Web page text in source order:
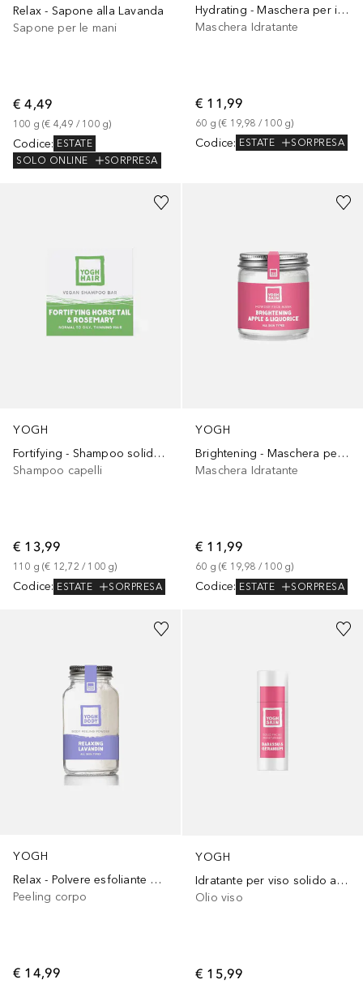
Relax - Sapone alla Lavanda
Sapone per le mani
€ 4,49
100 g (€ 4,49 / 100 g)
Codice: ESTATE
SOLO ONLINE
SORPRESA
Hydrating - Maschera per il viso allo Yoghurt
Maschera Idratante
€ 11,99
60 g (€ 19,98 / 100 g)
Codice: ESTATE SORPRESA
YOGH
Fortifying - Shampoo solido all'Equiseto
Shampoo capelli
€ 13,99
110 g (€ 12,72 / 100 g)
Codice: ESTATE SORPRESA
YOGH
Brightening - Maschera per il viso alla Mela e Liquirizia
Maschera Idratante
€ 11,99
60 g (€ 19,98 / 100 g)
Codice: ESTATE SORPRESA
YOGH
Relax - Polvere esfoliante per il corpo alla Lavanda
Peeling corpo
€ 14,99
YOGH
Idratante per viso solido al Babassu & Geranio
Olio viso
€ 15,99